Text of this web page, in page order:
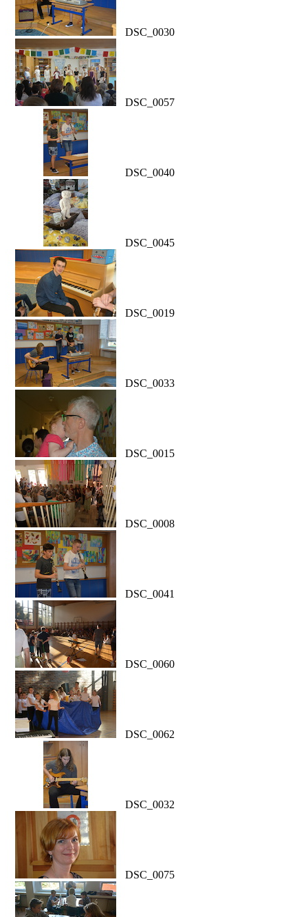
DSC_0030
DSC_0057
DSC_0040
DSC_0045
DSC_0019
DSC_0033
DSC_0015
DSC_0008
DSC_0041
DSC_0060
DSC_0062
DSC_0032
DSC_0075